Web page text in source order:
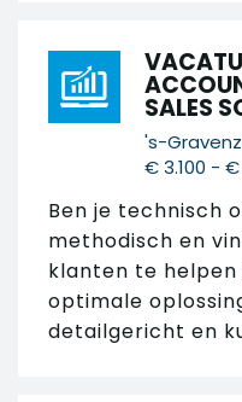
SALES
's-
€ 3.100 -
Ben je technisch
methodisch en
klanten te
optimale
detailgericht en